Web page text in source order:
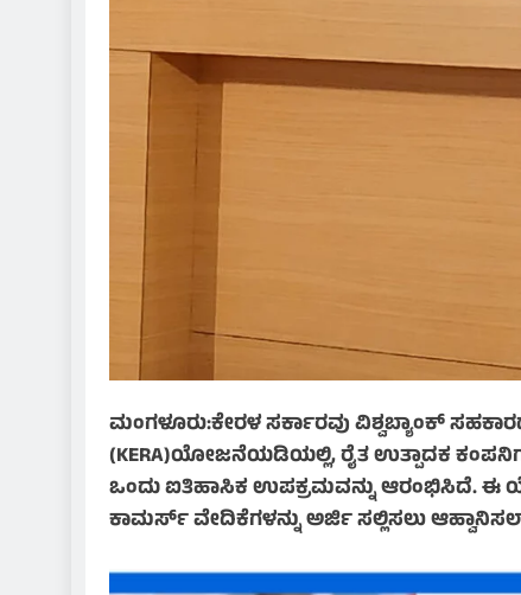
ಮಂಗಳೂರು:ಕೇರಳ ಸರ್ಕಾರವು ವಿಶ್ವಬ್ಯಾಂಕ್‌
(KERA)ಯೋಜನೆಯಡಿಯಲ್ಲಿ, ರೈತ ಉತ್ಪಾದಕ
ಒಂದು ಐತಿಹಾಸಿಕ ಉಪಕ್ರಮವನ್ನು ಆರಂಭಿಸಿದೆ. ಈ
ಕಾಮರ್ಸ್ ವೇದಿಕೆಗಳನ್ನು ಅರ್ಜಿ ಸಲ್ಲಿಸಲು